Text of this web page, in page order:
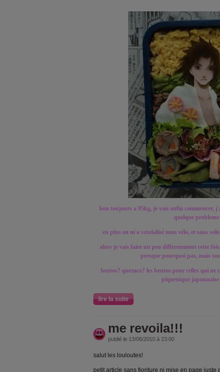
bon toujours a 95kg, je vais enfin commencer,
quelque probleme
en plus on m'a vendalisé mon vélo, et sans
alors je vais faire un peu differemment cette
presque pourquoi pas, mais
bentos? quezaco? les bentos pour celles qui ne
piquenique
lire la suite
me revoila!!!
publié le 13/06/2010 à 23:00
salut les louloutes!
petit article sans fioriture ni mise en page juste